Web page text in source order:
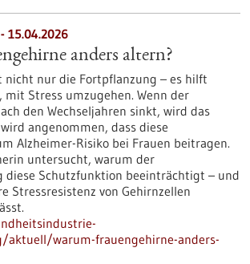
15.04.2026
anders altern?
nicht nur die Fortpflanzung – es hilft
mit Stress umzugehen. Wenn der
den Wechseljahren sinkt, wird das
angenommen, dass diese
Alzheimer-Risiko bei Frauen beitragen.
untersucht, warum der
diese Schutzfunktion beeinträchtigt – und
Stressresistenz von Gehirnzellen
aktuell/warum-frauengehirne-anders-